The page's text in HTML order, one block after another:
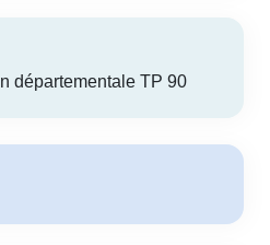
départementale TP 90